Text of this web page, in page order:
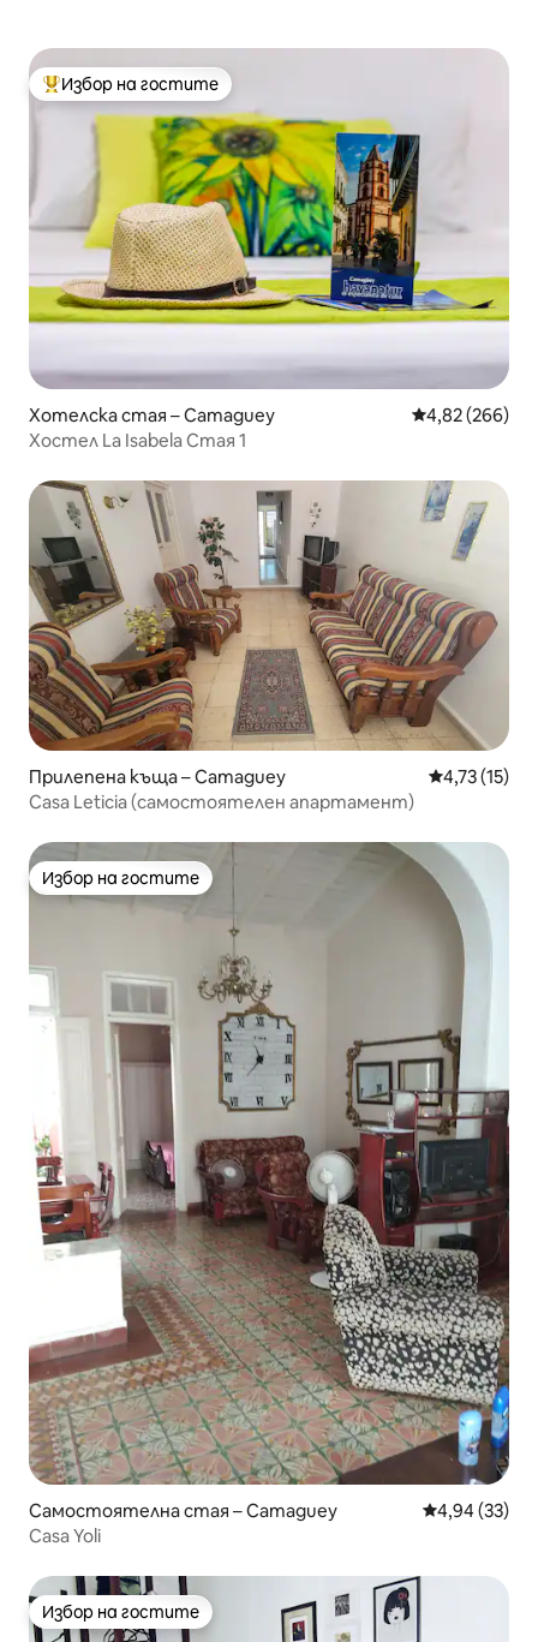
Най-популярен избор на гостите
Избор на гостите
Хотелска стая – Camaguey Средна
4,82 (266)
Хостел La Isabela Стая 1
Прилепена къща – Camaguey Средна
4,73 (15)
Casa Leticia (самостоятелен апартамент)
Избор на гостите
Избор на гостите
Самостоятелна стая – Camaguey Средна
4,94 (33)
Casa Yoli
Избор на гостите
Избор на гостите